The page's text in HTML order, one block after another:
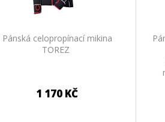
Pánská celopropínací mikina
TOREZ
1 170 KČ